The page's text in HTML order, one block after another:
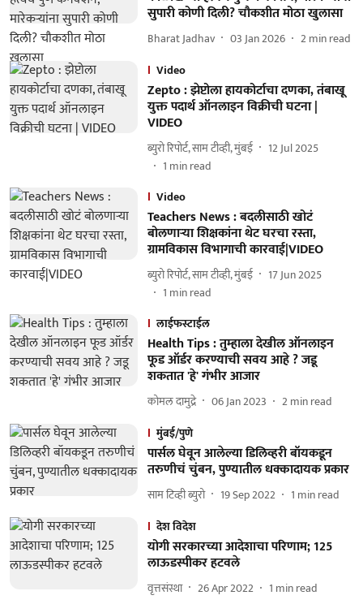
सुपारी कोणी दिली? चौकशीत मोठा खुलासा
Bharat Jadhav 03 Jan 2026 2min read
Video
Zepto : झेप्टोला हायकोर्टाचा दणका, तंबाखू
युक्त पदार्थ ऑनलाइन विक्रीची घटना |
VIDEO
ब्युरो रिपोर्ट, साम टीव्ही, मुंबई
12 Jul 2025
1 min read
Video
Teachers News : बदलीसाठी खोटं
बोलणाऱ्या शिक्षकांना थेट घरचा रस्ता,
ग्रामविकास विभागाची कारवाई|VIDEO
ब्युरो रिपोर्ट, साम टीव्ही, मुंबई
17 Jun 2025
1 min read
लाईफस्टाईल
Health Tips : तुम्हाला देखील ऑनलाइन
फूड ऑर्डर करण्याची सवय आहे ? जडू
शकतात 'हे' गंभीर आजार
कोमल दामुद्रे 06 Jan 2023 2min read
मुंबई/पुणे
पार्सल घेवून आलेल्या डिलिव्हरी बॉयकडून
तरुणीचं चुंबन, पुण्यातील धक्कादायक प्रकार
साम टिव्ही ब्युरो 19 Sep 2022 1 min read
देश विदेश
योगी सरकारच्या आदेशाचा परिणाम; 125
लाऊडस्पीकर हटवले
वृत्तसंस्था 26 Apr 2022 1 min read